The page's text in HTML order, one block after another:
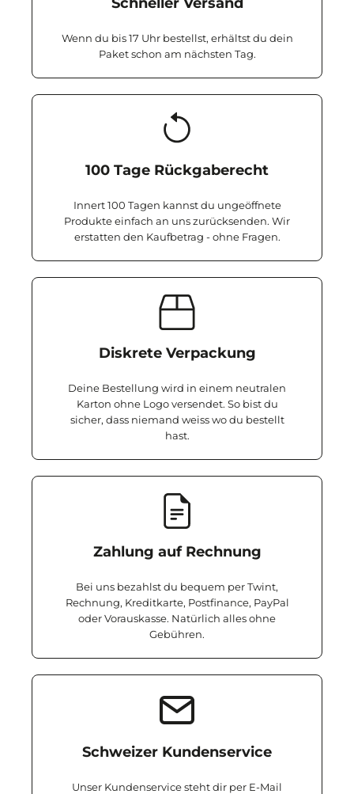
Wenn du bis 17 Uhr bestellst, erhältst du dein
Paket schon am nächsten Tag.
100 Tage Rückgaberecht
Innert 100 Tagen kannst du ungeöffnete
Produkte einfach an uns zurücksenden. Wir
erstatten den Kaufbetrag - ohne Fragen.
Diskrete Verpackung
Deine Bestellung wird in einem neutralen
Karton ohne Logo versendet. So bist du
sicher, dass niemand weiss wo du bestellt
hast.
Zahlung auf Rechnung
Bei uns bezahlst du bequem per Twint,
Rechnung, Kreditkarte, Postfinance, PayPal
oder Vorauskasse. Natürlich alles ohne
Gebühren.
Schweizer Kundenservice
Unser Kundenservice steht dir per E-Mail